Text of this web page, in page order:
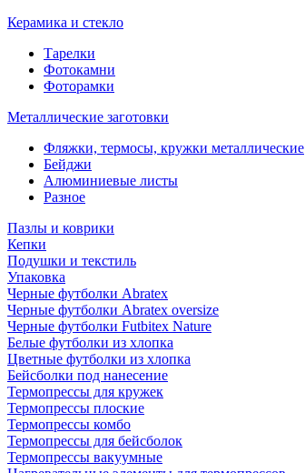
Керамика и стекло
Тарелки
Фотокамни
Фоторамки
Металлические заготовки
Фляжки, термосы, кружки металлические
Бейджи
Алюминиевые листы
Разное
Пазлы и коврики
Кепки
Подушки и текстиль
Упаковка
Черные футболки Abratex
Черные футболки Abratex oversize
Черные футболки Futbitex Nature
Белые футболки из хлопка
Цветные футболки из хлопка
Бейсболки под нанесение
Термопрессы для кружек
Термопрессы плоские
Термопрессы комбо
Термопрессы для бейсболок
Термопрессы вакуумные